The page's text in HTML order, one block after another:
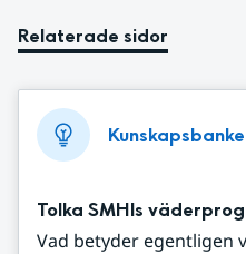
Relaterade sidor
Tolka SMHIs
Vad betyder egentligen